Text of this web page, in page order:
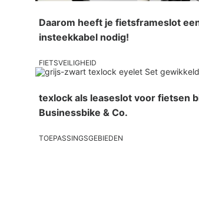
Daarom heeft je fietsframeslot
insteekkabel nodig!
FIETSVEILIGHEID
texlock als leaseslot voor fietsen
Businessbike & Co.
TOEPASSINGSGEBIEDEN